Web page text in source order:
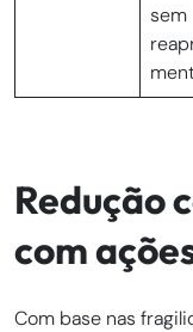
sem
Redução
com
Com base nas